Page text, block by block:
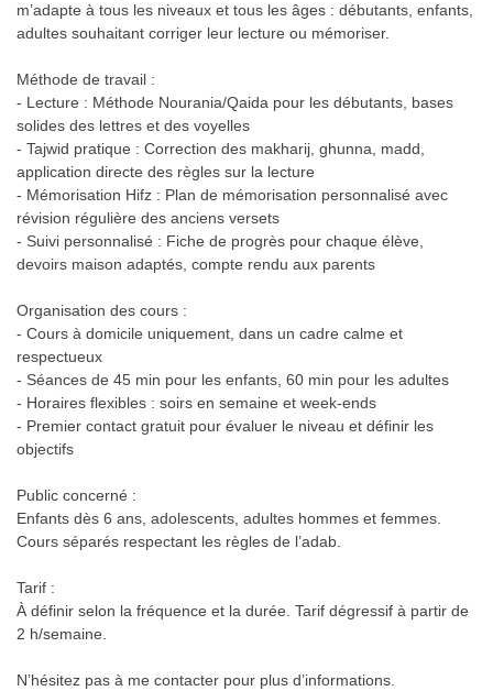
m’adapte à tous les niveaux et tous les âges : débutants, enfants,
adultes souhaitant corriger leur lecture ou mémoriser.
Méthode de travail :
- Lecture : Méthode Nourania/Qaida pour les débutants, bases
solides des lettres et des voyelles
- Tajwid pratique : Correction des makharij, ghunna, madd,
application directe des règles sur la lecture
- Mémorisation Hifz : Plan de mémorisation personnalisé avec
révision régulière des anciens versets
- Suivi personnalisé : Fiche de progrès pour chaque élève,
devoirs maison adaptés, compte rendu aux parents
Organisation des cours :
- Cours à domicile uniquement, dans un cadre calme et
respectueux
- Séances de 45 min pour les enfants, 60 min pour les adultes
- Horaires flexibles : soirs en semaine et week-ends
- Premier contact gratuit pour évaluer le niveau et définir les
objectifs
Public concerné :
Enfants dès 6 ans, adolescents, adultes hommes et femmes.
Cours séparés respectant les règles de l’adab.
Tarif :
À définir selon la fréquence et la durée. Tarif dégressif à partir de
2 h/semaine.
N’hésitez pas à me contacter pour plus d’informations.